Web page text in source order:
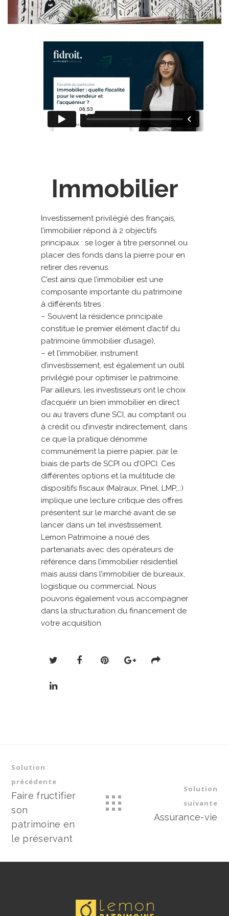
Immobilier
Investissement privilégié des français,
l’immobilier répond à 2 objectifs
principaux : se loger à titre personnel ou
placer des fonds dans la pierre pour en
retirer des revenus.
C’est ainsi que l’immobilier est une
composante importante du patrimoine
à différents titres :
– Souvent la résidence principale
constitue le premier élément d’actif du
patrimoine (immobilier d’usage),
– et l’immobilier, instrument
d’investissement, est également un outil
privilégié pour optimiser le patrimoine.
Par ailleurs, les investisseurs ont le choix
d’acquérir un bien immobilier en direct
ou au travers d’une SCI, au comptant ou
à crédit ou d’investir indirectement, dans
ce que la pratique dénomme
communément la pierre papier, par le
biais de parts de SCPI ou d’OPCI. Ces
différentes options et la multitude de
dispositifs fiscaux (Malraux, Pinel, LMP,…)
implique une lecture critique des offres
présentent sur le marché avant de se
lancer dans un tel investissement.
Lemon Patrimoine a noué des
partenariats avec des opérateurs de
référence dans l’immobilier résidentiel
mais aussi dans l’immobilier de bureaux,
logistique ou commercial. Nous
pouvons également vous accompagner
dans la structuration du financement de
votre acquisition.
Solution
précédente
Faire fructifier
son
patrimoine en
le préservant
Solution
suivante
Assurance-vie